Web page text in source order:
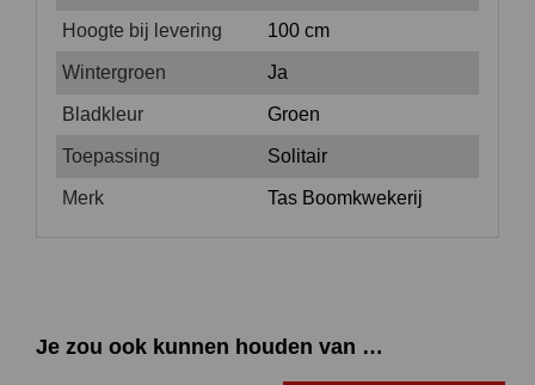
Hoogte bij levering 100 cm
Wintergroen Ja
Bladkleur Groen
Toepassing Solitair
Merk Tas Boomkwekerij
Je zou ook kunnen houden van …